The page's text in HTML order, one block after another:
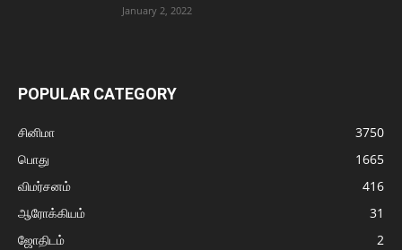
January 2, 2022
POPULAR CATEGORY
சினிமா
3750
பொது
1665
விமர்சனம்
416
ஆரோக்கியம்
31
ஜோதிடம்
2